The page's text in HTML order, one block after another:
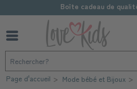
Boîte cadeau de
Page d'accueil Mode bébé et Bijoux